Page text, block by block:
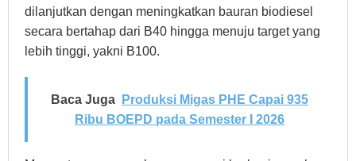
dilanjutkan dengan meningkatkan bauran biodiesel
secara bertahap dari B40 hingga menuju target yang
lebih tinggi, yakni B100.
Baca Juga
Produksi Migas PHE Capai 935
Ribu BOEPD pada Semester I 2026